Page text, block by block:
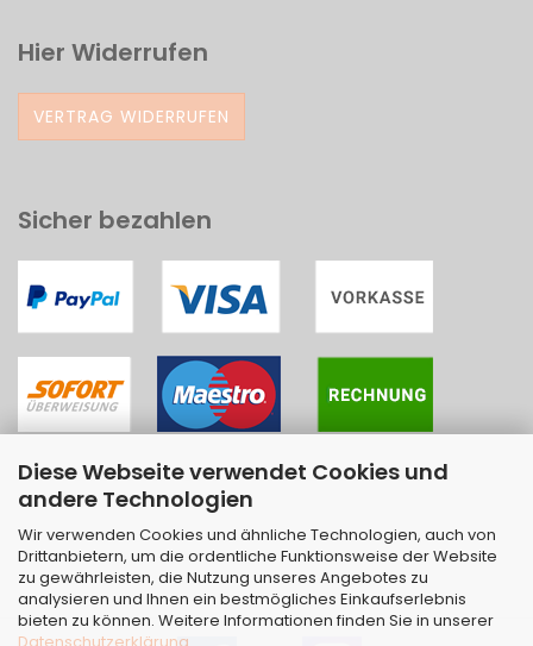
Diese Webseite verwendet Cookies und
andere Technologien
Wir verwenden Cookies und ähnliche Technologien, auch von
Drittanbietern, um die ordentliche Funktionsweise der Website
zu gewährleisten, die Nutzung unseres Angebotes zu
analysieren und Ihnen ein bestmögliches Einkaufserlebnis
bieten zu können. Weitere Informationen finden Sie in unserer
Hier Widerrufen
VERTRAG WIDERRUFEN
Sicher bezahlen